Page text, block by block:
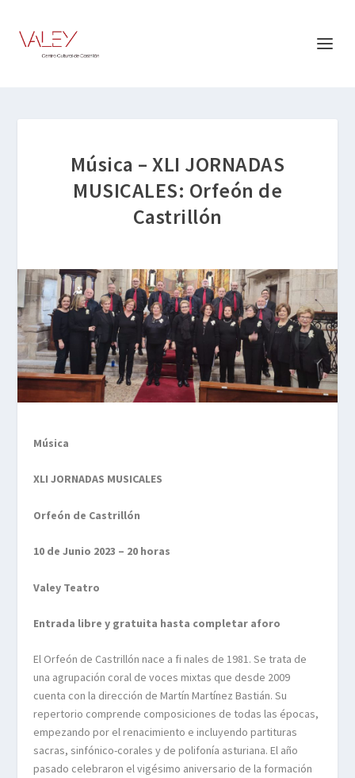
Música – XLI JORNADAS
MUSICALES: Orfeón de
Castrillón
Música
XLI JORNADAS MUSICALES
Orfeón de Castrillón
10 de Junio 2023 – 20 horas
Valey Teatro
Entrada libre y gratuita hasta completar aforo
El Orfeón de Castrillón nace a fi nales de 1981. Se trata de
una agrupación coral de voces mixtas que desde 2009
cuenta con la dirección de Martín Martínez Bastián. Su
repertorio comprende composiciones de todas las épocas,
empezando por el renacimiento e incluyendo partituras
sacras, sinfónico-corales y de polifonía asturiana. El año
pasado celebraron el vigésimo aniversario de la formación